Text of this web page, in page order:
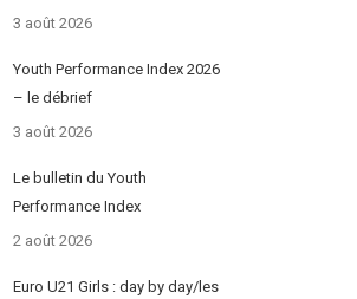
3 août 2026
Youth Performance Index 2026
– le débrief
3 août 2026
Le bulletin du Youth
Performance Index
2 août 2026
Euro U21 Girls : day by day/les